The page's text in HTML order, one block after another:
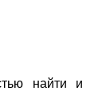
найти и